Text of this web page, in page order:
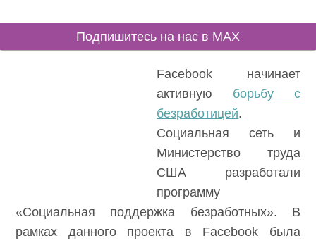
Подпишитесь на нас в MAX
Facebook начинает
активную борьбу с
безработицей.
Социальная сеть и
Министерство труда
США разработали
программу
«Социальная поддержка безработных». В
рамках данного проекта в Facebook была